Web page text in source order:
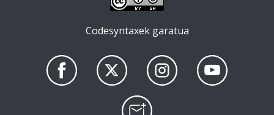
Codesyntaxek garatua